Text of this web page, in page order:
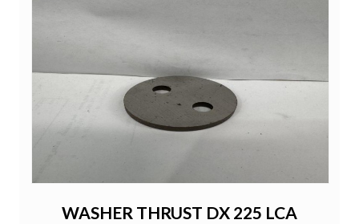
WASHER THRUST DX 225 LCA